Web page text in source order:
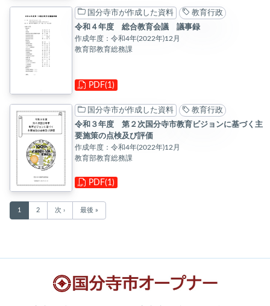
国分寺市が作成した資料
教育行政
令和４年度 総合教育会議 議事録
作成年度：令和4年(2022年)12月
教育部教育総務課
PDF(1)
国分寺市が作成した資料
教育行政
令和３年度 第２次国分寺市教育ビジョンに基づく主
要施策の点検及び評価
作成年度：令和4年(2022年)12月
教育部教育総務課
PDF(1)
1 2 次 › 最後 »